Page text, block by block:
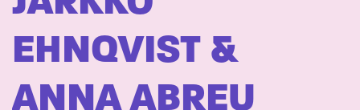
EHNQVIST &
ANNA ABREU